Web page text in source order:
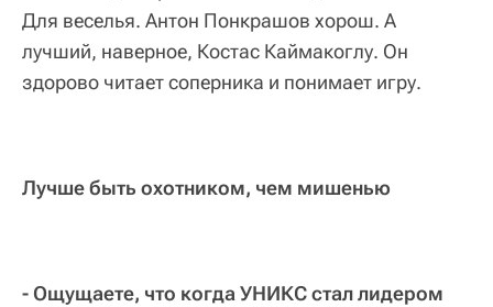
Для веселья. Антон Понкрашов хорош. А
лучший, наверное, Костас Каймакоглу. Он
здорово читает соперника и понимает игру.
Лучше быть охотником, чем мишенью
- Ощущаете, что когда УНИКС стал лидером